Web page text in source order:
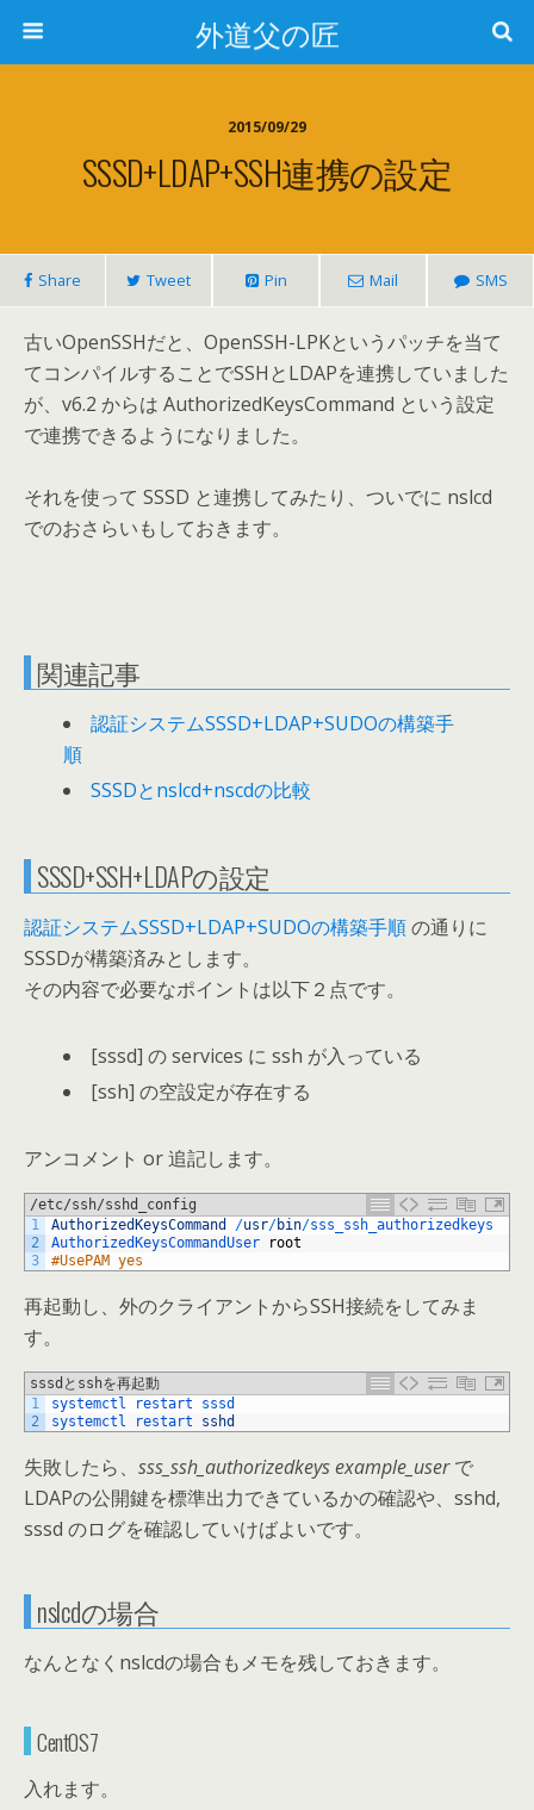
外道父の匠
2015/09/29
SSSD+LDAP+SSH連携の設定
Share Tweet Pin Mail SMS
古いOpenSSHだと、OpenSSH-LPKというパッチを当て
てコンパイルすることでSSHとLDAPを連携していました
が、v6.2 からは AuthorizedKeysCommand という設定
で連携できるようになりました。
それを使って SSSD と連携してみたり、ついでに nslcd
でのおさらいもしておきます。
関連記事
認証システムSSSD+LDAP+SUDOの構築手
順
SSSDとnslcd+nscdの比較
SSSD+SSH+LDAPの設定
認証システムSSSD+LDAP+SUDOの構築手順の通りに
SSSDが構築済みとします。
その内容で必要なポイントは以下２点です。
[sssd] の services に ssh が入っている
[ssh] の空設定が存在する
アンコメント or 追記します。
/etc/ssh/sshd_config
1
2
3
AuthorizedKeysCommand /usr/bin/sss_ssh_authorizedkeys
AuthorizedKeysCommandUser
root
#UsePAM yes
再起動し、外のクライアントからSSH接続をしてみま
す。
sssdとsshを再起動
1
2
systemctl restart sssd
systemctl
restart sshd
失敗したら、 sss_ssh_authorizedkeys example_userで
LDAPの公開鍵を標準出力できているかの確認や、sshd,
sssd のログを確認していけばよいです。
nslcdの場合
なんとなくnslcdの場合もメモを残しておきます。
CentOS7
入れます。